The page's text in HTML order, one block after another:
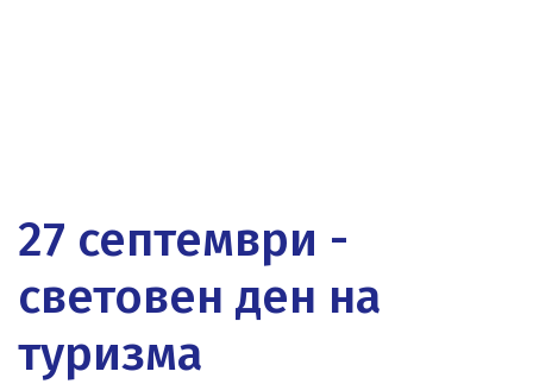
27 септември -
световен ден на
туризма